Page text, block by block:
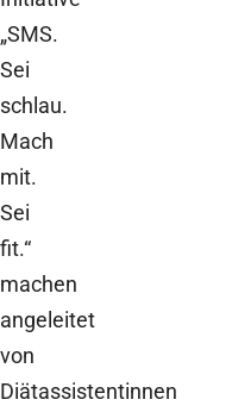
„SMS.
Sei
schlau.
Mach
mit.
Sei
fit.“
machen
angeleitet
von
Diätassistentinnen